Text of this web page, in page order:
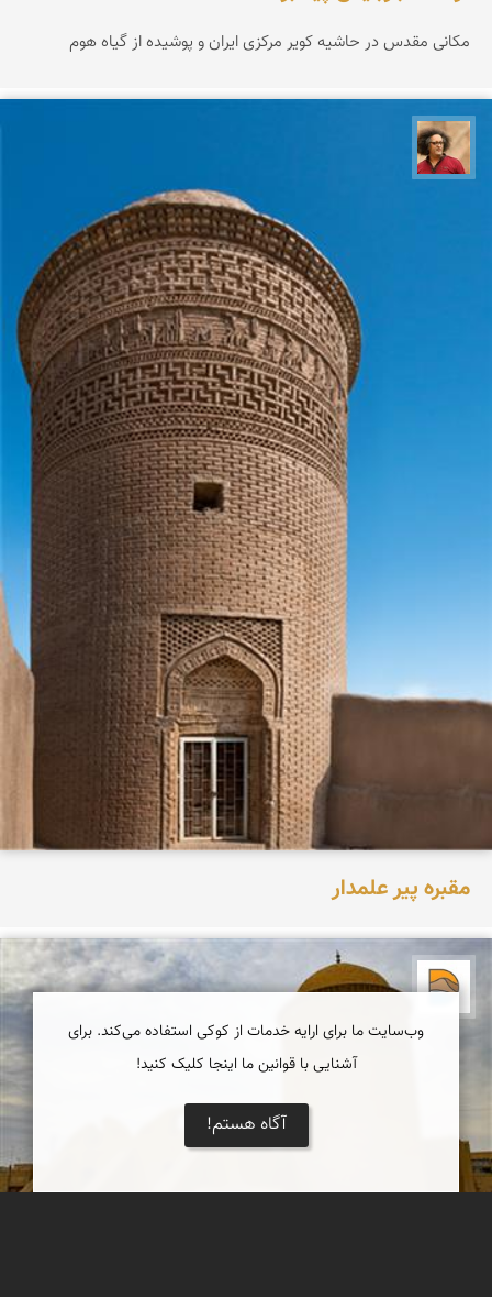
مکانی مقدس در حاشیه کویر مرکزی ایران و پوشیده از گیاه هوم
مقبره پیر علمدار
دریاچه کویر
وب‌سایت ما برای ارایه خدمات از کوکی استفاده می‌کند. برای
آشنایی با قوانین ما اینجا کلیک کنید!
آگاه هستم!